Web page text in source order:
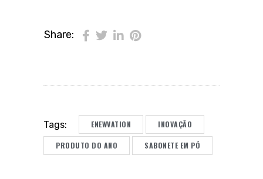
Share:
Tags: ENEWVATION INOVAÇÃO
PRODUTO DO ANO SABONETE EM PÓ